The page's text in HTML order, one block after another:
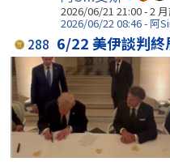
2026/06/21 21:00 - 2
2026/06/22 08:46 - 阿
288 6/22 美伊談判終